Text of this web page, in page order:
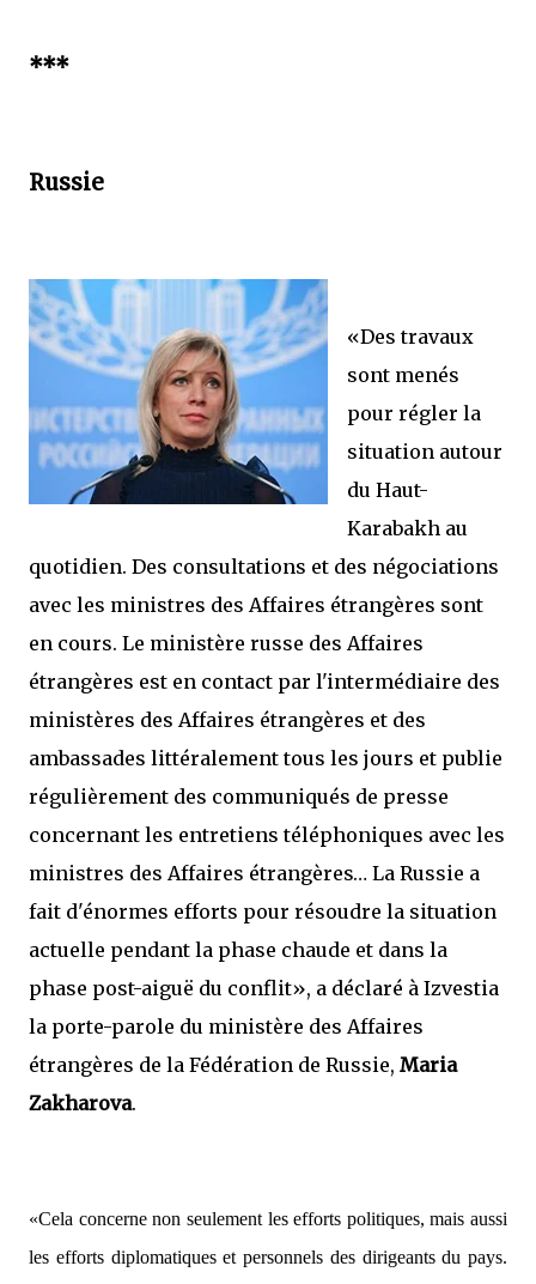
***
Russie
«Des travaux
sont menés
pour régler la
situation autour
du Haut-
Karabakh au
quotidien. Des consultations et des négociations
avec les ministres des Affaires étrangères sont
en cours. Le ministère russe des Affaires
étrangères est en contact par l'intermédiaire des
ministères des Affaires étrangères et des
ambassades littéralement tous les jours et publie
régulièrement des communiqués de presse
concernant les entretiens téléphoniques avec les
ministres des Affaires étrangères… La Russie a
fait d'énormes efforts pour résoudre la situation
actuelle pendant la phase chaude et dans la
phase post-aiguë du conflit», a déclaré à Izvestia
la porte-parole du ministère des Affaires
étrangères de la Fédération de Russie, Maria
Zakharova.
«Cela concerne non seulement les efforts politiques, mais aussi
les efforts diplomatiques et personnels des dirigeants du pays.